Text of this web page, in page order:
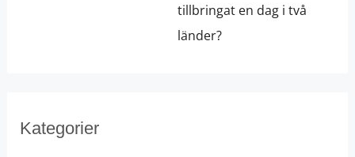
tillbringat en dag i två
länder?
Kategorier